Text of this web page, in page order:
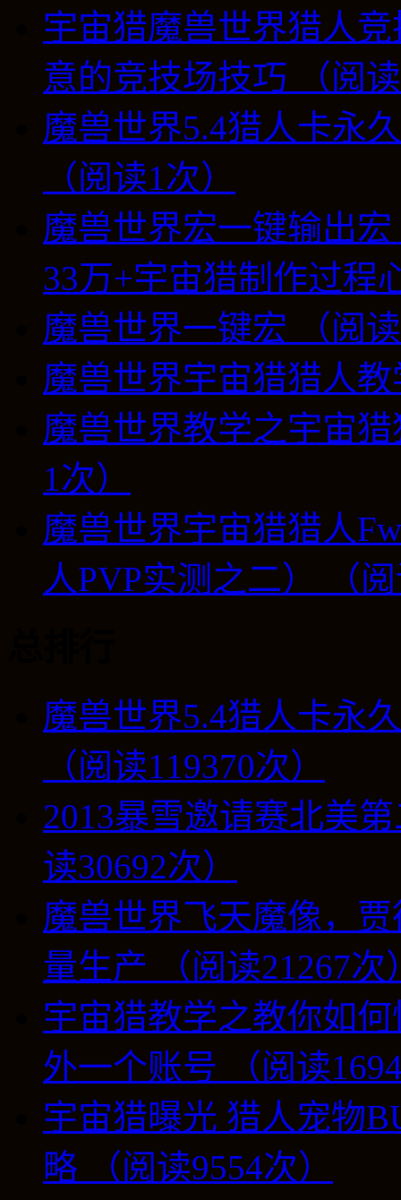
宇宙猎魔兽世界猎人
意的竞技场技巧 （阅
魔兽世界5.4猎人卡永
（阅读1次）
魔兽世界宏一键输出
33万+宇宙猎制作过程
魔兽世界一键宏 （阅
魔兽世界宇宙猎猎人
魔兽世界教学之宇宙
1次）
魔兽世界宇宙猎猎人
人PVP实测之二） （
魔兽世界5.4猎人卡永
（阅读119370次）
2013暴雪邀请赛北美
读30692次）
魔兽世界飞天魔像，
量生产 （阅读21267次
宇宙猎教学之教你如
外一个账号 （阅读
宇宙猎曝光 猎人宠物
略 （阅读9554次）